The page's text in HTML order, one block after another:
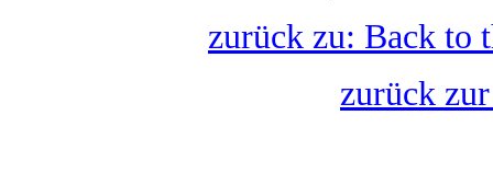
zurück zu: Back to
zurück